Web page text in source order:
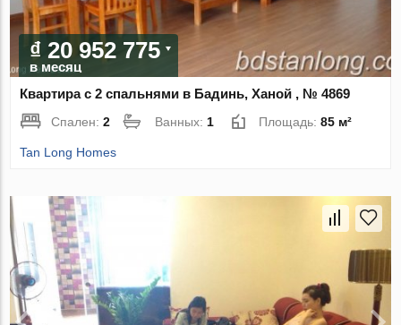
₫ 20 952 775
в месяц
Квартира с 2 спальнями в Бадинь, Ханой , № 4869
Спален:2 Ванных: 1 Площадь:85 м²
Tan Long Homes